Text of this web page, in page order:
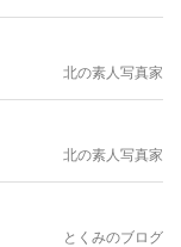
北の素人写真家
北の素人写真家
とくみのブログ